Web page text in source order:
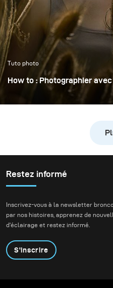
Tuto photo
How to : Photographier
Dans cette image, l’objectif
Restez informé
Inscrivez-vous à la newsletter
par nos histoires, apprenez de
d'éclairage et restez informé.
S'inscrire